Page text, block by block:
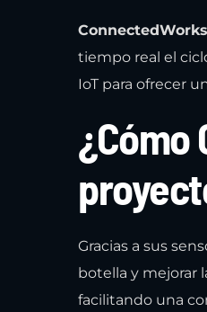
ConnectedWorks
tiempo real el
IoT para ofrecer
¿Cómo
Gracias a sus
botella y mejorar
facilitando una